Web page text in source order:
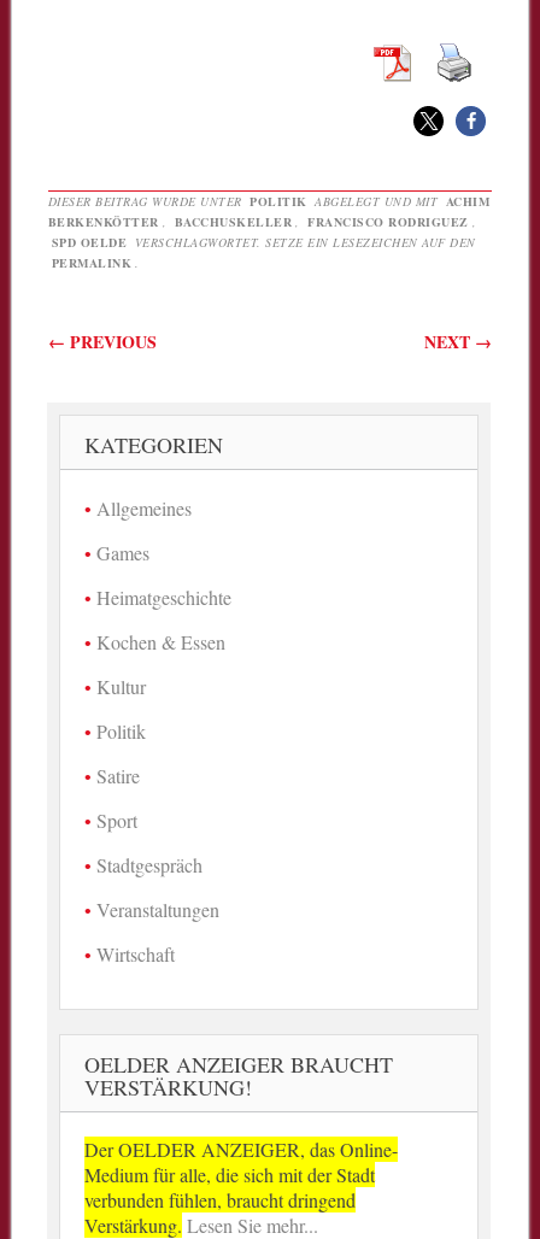
DIESER BEITRAG WURDE UNTER POLITIK ABGELEGT UND MIT ACHIM
BERKENKÖTTER
BACCHUSKELLER FRANCISCO RODRIGUEZ
SPD OELDE VERSCHLAGWORTET. SETZE EIN LESEZEICHEN AUF DEN
PERMALINK
Beitragsnavigation
← PREVIOUS NEXT →
KATEGORIEN
Allgemeines
Games
Heimatgeschichte
Kochen & Essen
Kultur
Politik
Satire
Sport
Stadtgespräch
Veranstaltungen
Wirtschaft
OELDER ANZEIGER BRAUCHT
VERSTÄRKUNG!
Der OELDER ANZEIGER, das Online-
Medium für alle, die sich mit der Stadt
verbunden fühlen, braucht dringend
Verstärkung. Lesen Sie mehr...